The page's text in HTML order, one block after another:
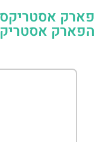
פארק
הפארק